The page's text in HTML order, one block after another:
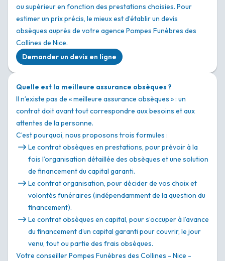
ou supérieur en fonction des prestations choisies. Pour
estimer un prix précis, le mieux est d’établir un devis
obsèques auprès de votre agence Pompes Funèbres des
Collines de Nice.
Demander un devis en ligne
Quelle est la meilleure assurance obsèques ?
Il n’existe pas de « meilleure assurance obsèques » : un
contrat doit avant tout correspondre aux besoins et aux
attentes de la personne.
C’est pourquoi, nous proposons trois formules :
Le contrat obsèques en prestations, pour prévoir à la
fois l’organisation détaillée des obsèques et une solution
de financement du capital garanti.
Le contrat organisation, pour décider de vos choix et
volontés funéraires (indépendamment de la question du
financement).
Le contrat obsèques en capital, pour s’occuper à l’avance
du financement d’un capital garanti pour couvrir, le jour
venu, tout ou partie des frais obsèques.
Votre conseiller Pompes Funèbres des Collines - Nice -